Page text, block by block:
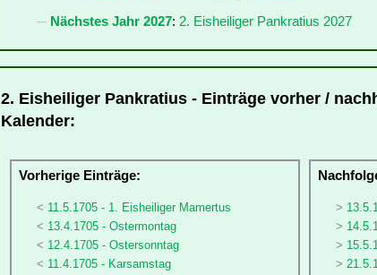
Nächstes Jahr 2027: 2. Eisheiliger Pankratius 2027
2. Eisheiliger Pankratius - Einträge vorher /
Kalender:
Vorherige Einträge:
11.5.1705 - 1. Eisheiliger Mamertus
13.4.1705 - Ostermontag
12.4.1705 - Ostersonntag
11.4.1705 - Karsamstag